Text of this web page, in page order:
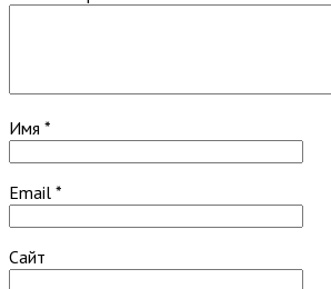
Имя *
Email *
Сайт